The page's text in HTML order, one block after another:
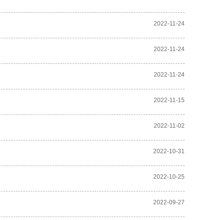
2022-11-24
2022-11-24
2022-11-24
2022-11-15
2022-11-02
2022-10-31
2022-10-25
2022-09-27